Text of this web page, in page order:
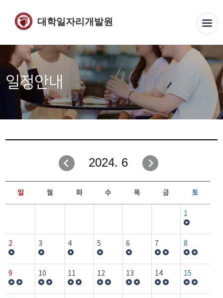
대학일자리개발원
일정안내
2024. 6
일 월 화 수 목 금 토
1
2 3 4 5 6 7 8
9 10 11 12 13 14 15